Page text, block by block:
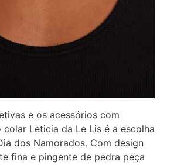
e os acessórios com
colar Leticia da Le Lis é a escolha
dos Namorados. Com design
fina e pingente de pedra peça